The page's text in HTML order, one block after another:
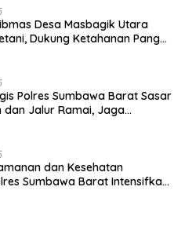
Desa Masbagik Utara
Dukung Ketahanan Pangan
Polres Sumbawa Barat Sasar
dan Jalur Ramai, Jaga
dan Kesehatan
Sumbawa Barat Intensifkan